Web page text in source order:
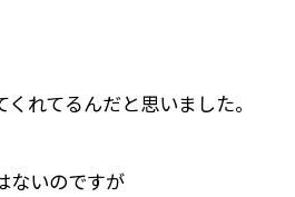
れてるんだと思いました。
ないのですが